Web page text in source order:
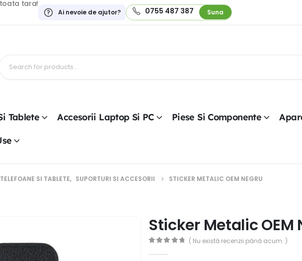
tara!
Ai nevoie de ajutor? 0755 487 387 Suna
Tablete Accesorii Laptop Si PC Piese Si Componente
SI TABLETE, SUPORTURI SI ACCESORII STICKER METALIC OEM NEGRU
Sticker Metalic OEM
( Nu există recenzii până acum. )